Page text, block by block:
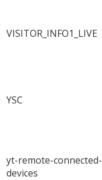
VISITOR_INFO1_LIVE
YSC
yt-remote-connected-
devices